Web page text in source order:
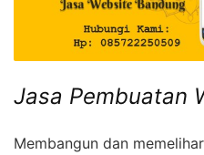
Jasa Pembuatan
Membangun dan